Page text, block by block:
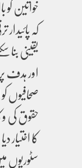
خواتین کو
کہ
اور
صحافیوں
حقوق کی
کا